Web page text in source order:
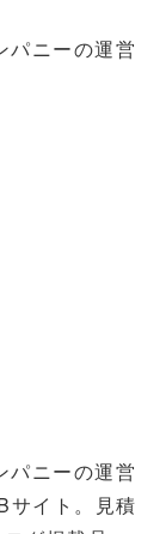
パニーの運営
パニーの運営
サイト。見積